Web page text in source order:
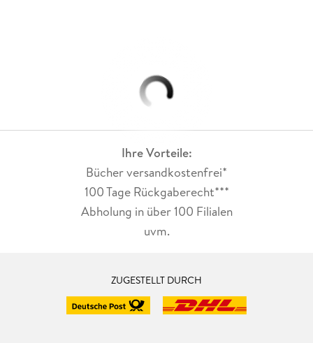
Ihre Vorteile:
Bücher versandkostenfrei*
100 Tage Rückgaberecht***
Abholung in über 100 Filialen
uvm.
ZUGESTELLT DURCH